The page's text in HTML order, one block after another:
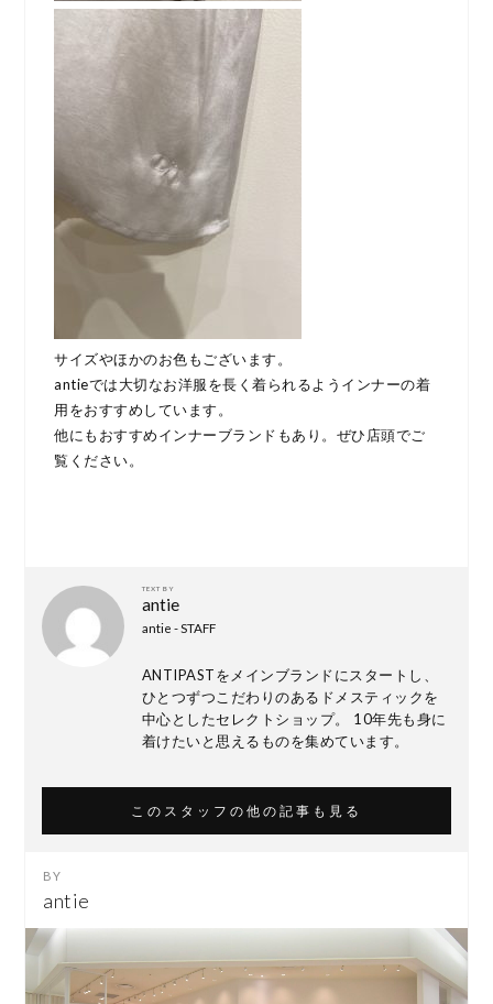
サイズやほかのお色もございます。
antieでは大切なお洋服を長く着られるようインナーの着
用をおすすめしています。
他にもおすすめインナーブランドもあり。ぜひ店頭でご
覧ください。
TEXT BY
antie
antie - STAFF
ANTIPASTをメインブランドにスタートし、
ひとつずつこだわりのあるドメスティックを
中心としたセレクトショップ。 10年先も身に
着けたいと思えるものを集めています。
このスタッフの他の記事も見る
antie